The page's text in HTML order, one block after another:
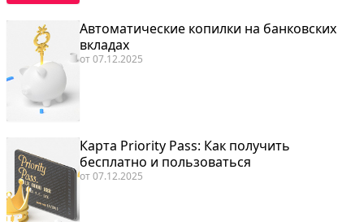
Автоматические копилки на банковских
вкладах
от07.12.2025
Карта Priority Pass: Как получить
бесплатно и пользоваться
от07.12.2025